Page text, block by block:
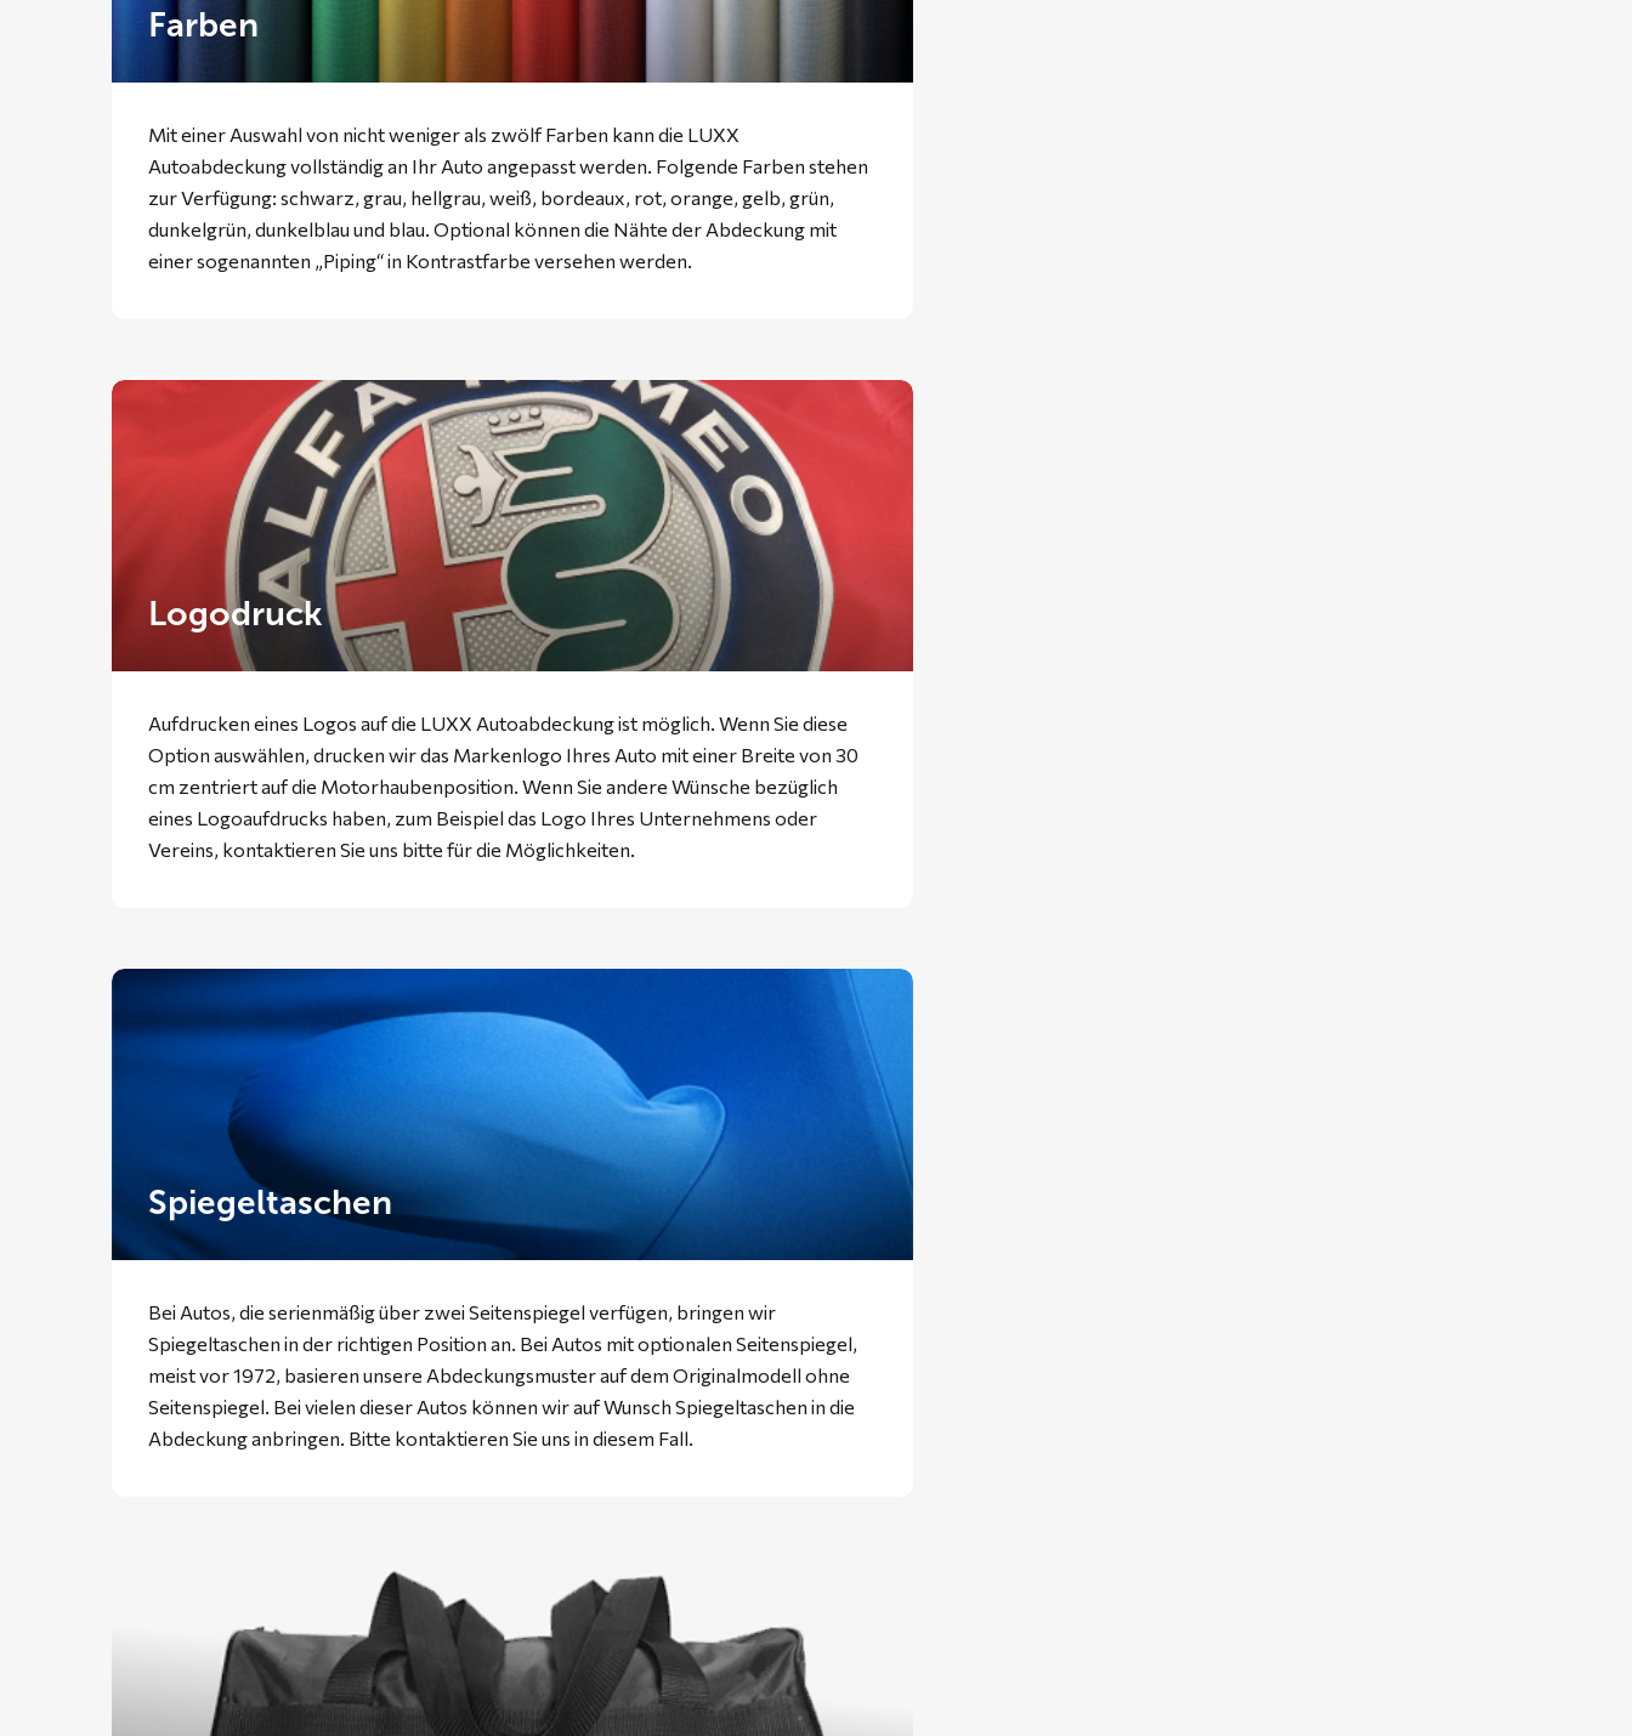
Farben
Mit einer Auswahl von nicht weniger als zwölf Farben kann die LUXX
Autoabdeckung vollständig an Ihr Auto angepasst werden. Folgende Farben stehen
zur Verfügung: schwarz, grau, hellgrau, weiß, bordeaux, rot, orange, gelb, grün,
dunkelgrün, dunkelblau und blau. Optional können die Nähte der Abdeckung mit
einer sogenannten „Piping“ in Kontrastfarbe versehen werden.
Logodruck
Aufdrucken eines Logos auf die LUXX Autoabdeckung ist möglich. Wenn Sie diese
Option auswählen, drucken wir das Markenlogo Ihres Auto mit einer Breite von 30
cm zentriert auf die Motorhaubenposition. Wenn Sie andere Wünsche bezüglich
eines Logoaufdrucks haben, zum Beispiel das Logo Ihres Unternehmens oder
Vereins, kontaktieren Sie uns bitte für die Möglichkeiten.
Spiegeltaschen
Bei Autos, die serienmäßig über zwei Seitenspiegel verfügen, bringen wir
Spiegeltaschen in der richtigen Position an. Bei Autos mit optionalen Seitenspiegel,
meist vor 1972, basieren unsere Abdeckungsmuster auf dem Originalmodell ohne
Seitenspiegel. Bei vielen dieser Autos können wir auf Wunsch Spiegeltaschen in die
Abdeckung anbringen. Bitte kontaktieren Sie uns in diesem Fall.